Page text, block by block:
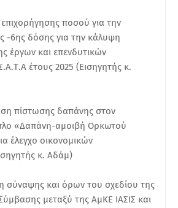
ποσού για την
-6ης δόσης για την κάλυψη
έργων και επενδυτικών
έτους 2025 (Εισηγητής κ.
πίστωσης δαπάνης στον
«Δαπάνη-αμοιβή Ορκωτού
έλεγχο οικονομικών
κ. Αδάμ)
σύναψης και όρων του σχεδίου της
μεταξύ της ΑμΚΕ ΙΑΣΙΣ και